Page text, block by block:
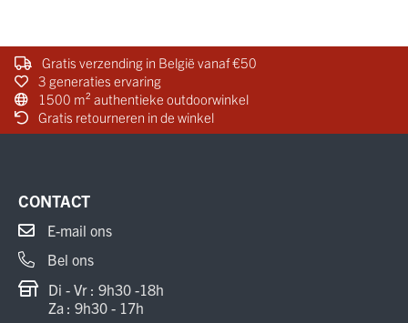
Gratis verzending in België vanaf €50
3 generaties ervaring
1500 m² authentieke outdoorwinkel
Gratis retourneren in de winkel
CONTACT
E-mail ons
Bel ons
Di - Vr : 9h30 -18h
Za : 9h30 - 17h